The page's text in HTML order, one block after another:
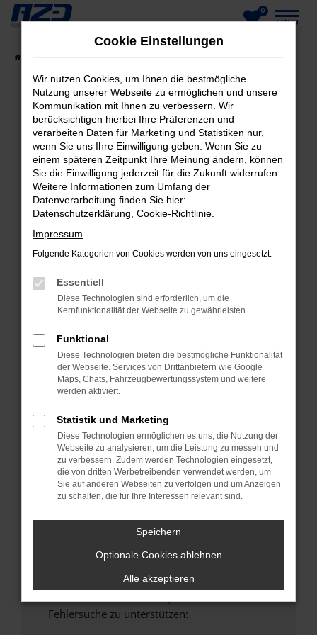
Zum
springen
0
MENÜ
FEHLER: NETWORK ERROR
Beim Laden ist ein Fehler aufgetreten.
Hier sind ein paar Tipps, die dir helfen können:
Überprüfe deine Firewall und deine
Internetverbindung.
Laden andere Webseiten, zum Beispiel deine
Suchmaschine?
Manche Erweiterungen, wie Werbeblocker,
können das Laden bestimmter Seiten
verhindern. Funktioniert die Seite in einem
anderen Browser oder in einem privaten
Fenster?
Starte dein Gerät neu.
Das kann manchmal helfen, vorübergehende
Stelle sicher, dass dein Browser und dein
Betriebssystem auf dem neuesten Stand
sind.
Veraltete Software birgt nicht nur ein
Sicherheitsrisiko, sondern kann auch dazu
führen, dass bestimmte Funktionen nicht mehr
Wende dich an den Webseitenbetreiber.
Wenn du alle oben genannten Schritte versucht
versuchen, das Problem zu beheben. Du kannst
uns diesen Text schicken, um uns bei der
Fehlersuche zu unterstützen:
Cookie Einstellungen
Wir nutzen Cookies, um Ihnen die bestmögliche
Nutzung unserer Webseite zu ermöglichen und unsere
Kommunikation mit Ihnen zu verbessern. Wir
berücksichtigen hierbei Ihre Präferenzen und
verarbeiten Daten für Marketing und Statistiken nur,
wenn Sie uns Ihre Einwilligung geben. Wenn Sie zu
einem späteren Zeitpunkt Ihre Meinung ändern, können
Sie die Einwilligung jederzeit für die Zukunft widerrufen.
Weitere Informationen zum Umfang der
Datenverarbeitung finden Sie hier:
Datenschutzerklärung Cookie-Richtlinie
Impressum
Folgende Kategorien von Cookies werden von uns eingesetzt:
Essentiell
Diese Technologien sind erforderlich, um die
Kernfunktionalität der Webseite zu gewährleisten.
Funktional
Diese Technologien bieten die bestmögliche Funktionalität
der Webseite. Services von Drittanbietern wie Google
Maps, Chats, Fahrzeugbewertungssystem und weitere
werden aktiviert.
Statistik und Marketing
Diese Technologien ermöglichen es uns, die Nutzung der
Webseite zu analysieren, um die Leistung zu messen und
zu verbessern. Zudem werden Technologien eingesetzt,
die von dritten Werbetreibenden verwendet werden, um
Sie auf anderen Webseiten zu verfolgen und um Anzeigen
zu schalten, die für Ihre Interessen relevant sind.
Speichern
Optionale Cookies ablehnen
Alle akzeptieren